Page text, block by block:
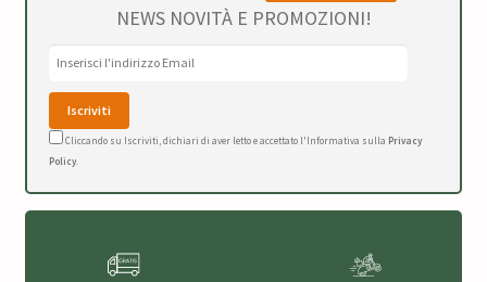
NEWS NOVITÀ E PROMOZIONI!
Cliccando su Iscriviti, dichiari di aver letto e accettato l'Informativa sulla Privacy
Policy.